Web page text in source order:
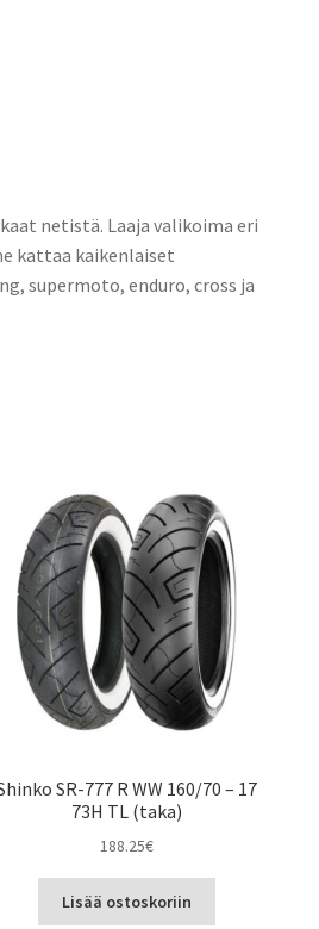
netistä. Laaja valikoima eri
kattaa kaikenlaiset
supermoto, enduro, cross ja
SR-777 R WW 160/70 – 17
73H TL (taka)
188.25€
Lisää ostoskoriin